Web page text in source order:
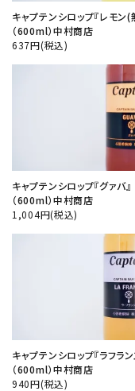
キャプテンシロップ『レモン(
（600ml）中村商店
637円(税込)
キャプテンシロップ『グァバ』
（600ml）中村商店
1,004円(税込)
キャプテンシロップ『ラフラン
（600ml）中村商店
940円(税込)